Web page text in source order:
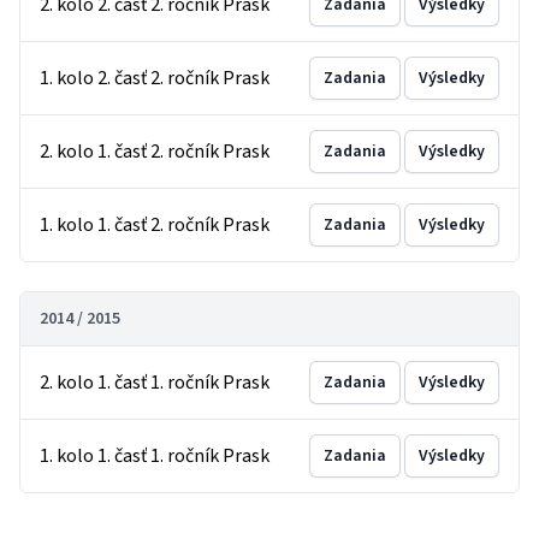
Zadania Výsledky
1. kolo 2. časť 2. ročník Prask Zadania Výsledky
2. kolo 1. časť 2. ročník Prask Zadania Výsledky
1. kolo 1. časť 2. ročník Prask Zadania Výsledky
2014 / 2015
2. kolo 1. časť 1. ročník Prask Zadania Výsledky
1. kolo 1. časť 1. ročník Prask Zadania Výsledky